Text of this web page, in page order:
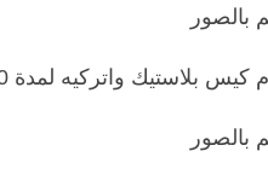
واتركيه لمدة 10 دقائق .